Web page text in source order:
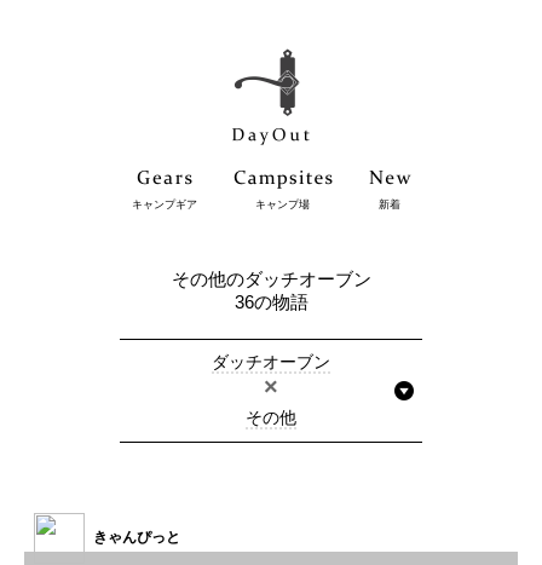
キャンプギア キャンプ場 新着
その他のダッチオーブン
36の物語
ダッチオーブン
×
その他
きゃんぴっと